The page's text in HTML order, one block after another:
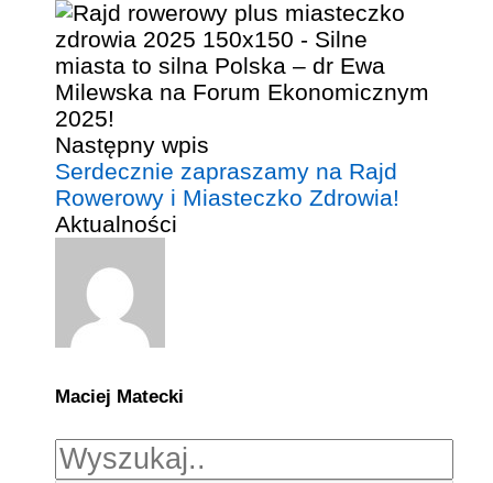
Następny wpis
Serdecznie zapraszamy na Rajd
Rowerowy i Miasteczko Zdrowia!
Aktualności
Maciej Matecki